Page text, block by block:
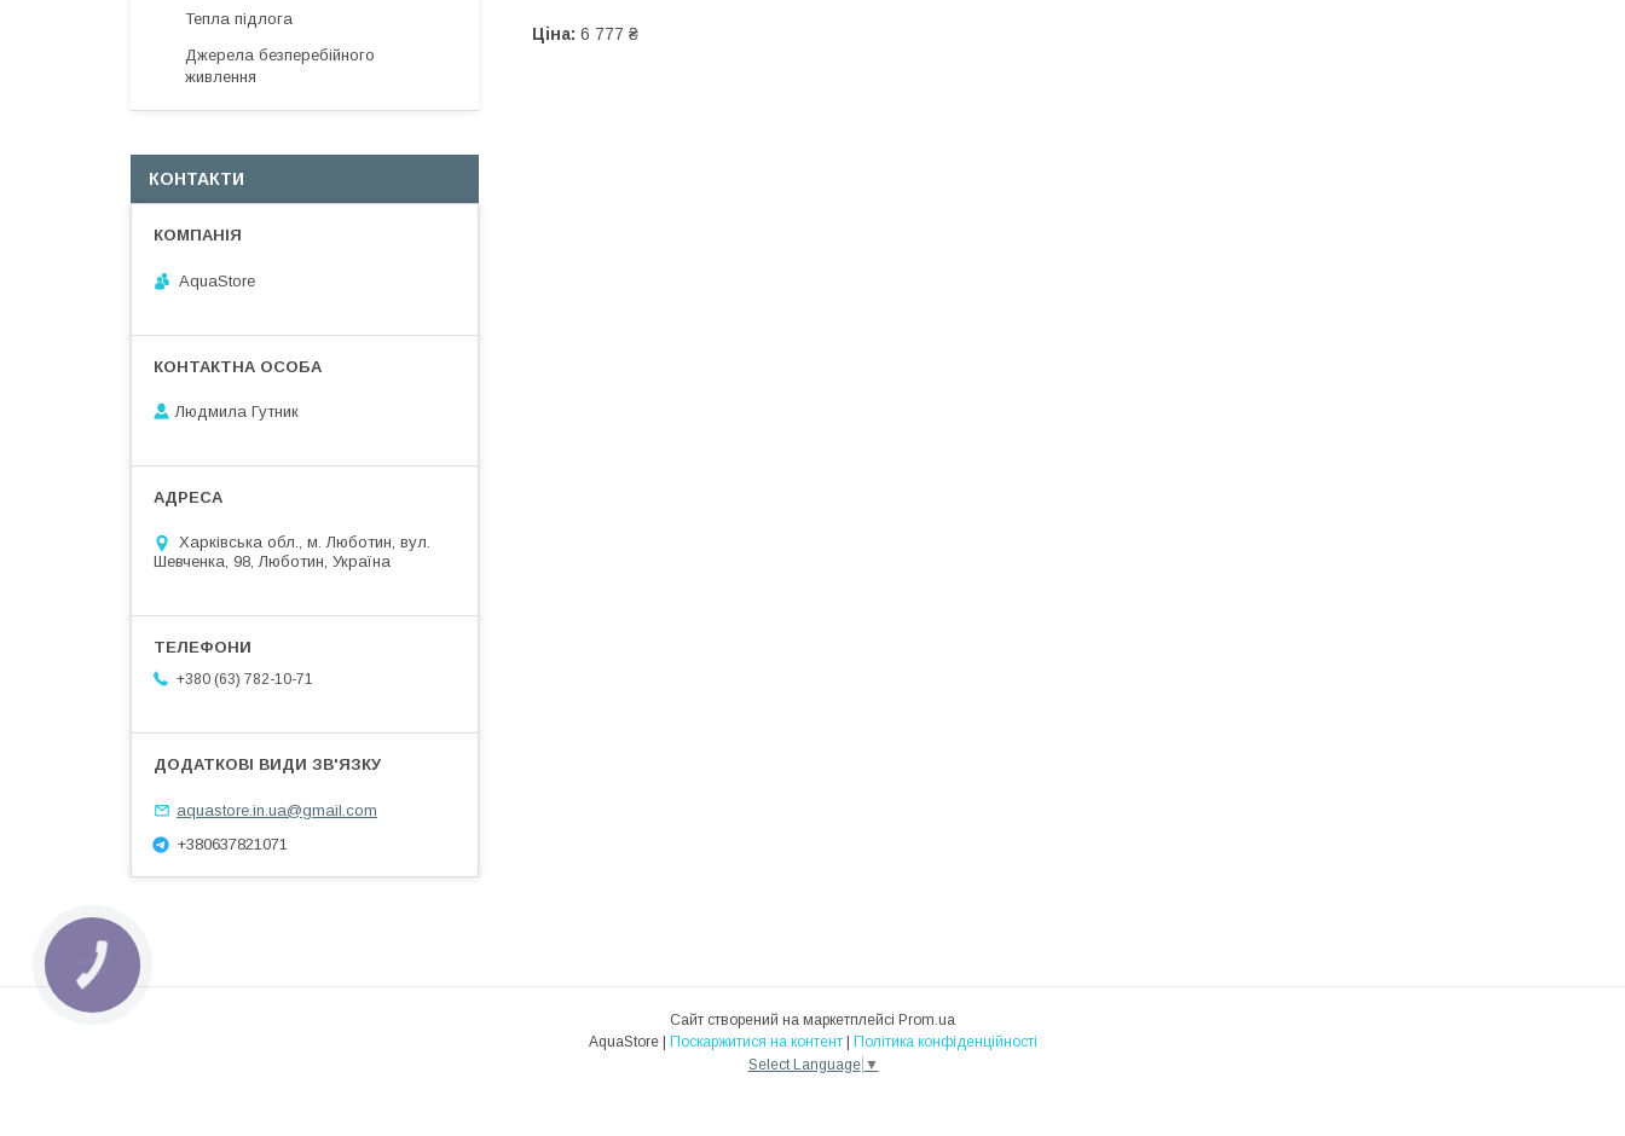
Ціна: 6 777 ₴
Тепла підлога
Джерела безперебійного
живлення
КОНТАКТИ
AquaStore
Людмила Гутник
Харківська обл., м. Люботин, вул.
Шевченка, 98, Люботин, Україна
+380 (63) 782-10-71
aquastore.in.ua@gmail.com
+380637821071
Сайт створений на маркетплейсі Prom.ua
Поскаржитися на контент
Політика конфіденційності
Select Language ▼
КНОПКА
ЗВ'ЯЗКУ